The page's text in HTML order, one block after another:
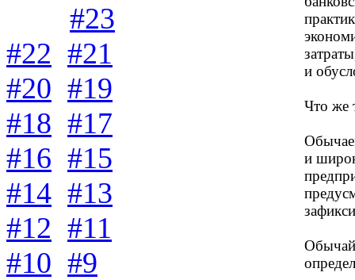
#23
#22 #21
#20 #19
#18 #17
#16 #15
#14 #13
#12 #11
#10 #9
и
Что же
и
Обычай